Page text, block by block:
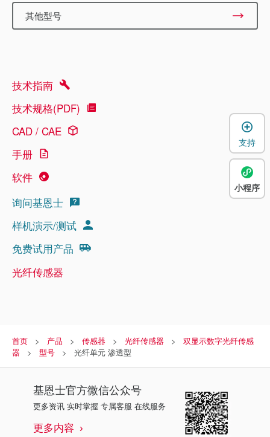
其他型号
技术指南
技术规格(PDF)
CAD / CAE
手册
软件
询问基恩士
样机演示/测试
免费试用产品
光纤传感器
首页 产品 传感器 光纤传感器
双显示数字光纤传感
器
型号 光纤单元 渗透型
基恩士官方微信公众号
更多资讯 实时掌握 专属客服 在线服务
更多内容
支持
小程序